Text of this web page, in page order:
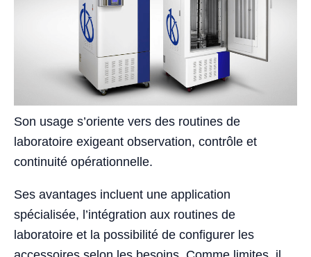
Son usage s’oriente vers des routines de
laboratoire exigeant observation, contrôle et
continuité opérationnelle.
Ses avantages incluent une application
spécialisée, l’intégration aux routines de
laboratoire et la possibilité de configurer les